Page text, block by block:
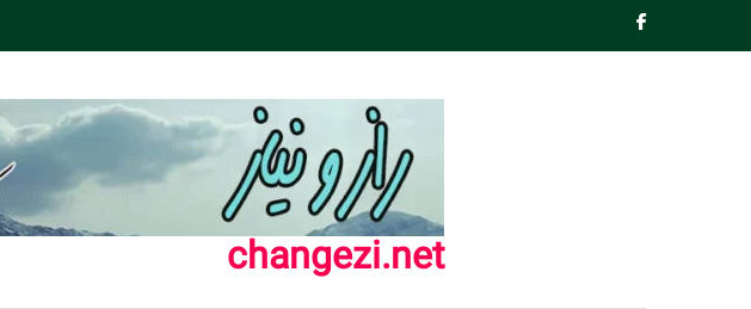
to
changezi.net